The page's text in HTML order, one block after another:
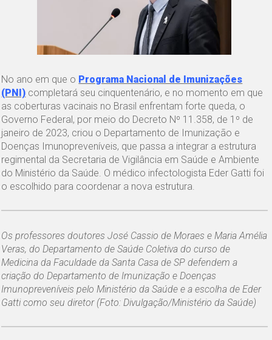
No ano em que o Programa Nacional de Imunizações
(PNI) completará seu cinquentenário, e no momento em que
as coberturas vacinais no Brasil enfrentam forte queda, o
Governo Federal, por meio do Decreto Nº 11.358, de 1º de
janeiro de 2023, criou o Departamento de Imunização e
Doenças Imunopreveníveis, que passa a integrar a estrutura
regimental da Secretaria de Vigilância em Saúde e Ambiente
do Ministério da Saúde. O médico infectologista Eder Gatti foi
o escolhido para coordenar a nova estrutura.
Os professores doutores José Cassio de Moraes e Maria Amélia
Veras, do Departamento de Saúde Coletiva do curso de
Medicina da Faculdade da Santa Casa de SP defendem a
criação do Departamento de Imunização e Doenças
Imunopreveníveis pelo Ministério da Saúde e a escolha de Eder
Gatti como seu diretor (Foto: Divulgação/Ministério da Saúde)